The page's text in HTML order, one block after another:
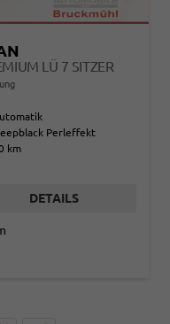
LÜ 7 SITZER
Perleffekt
km
DETAILS